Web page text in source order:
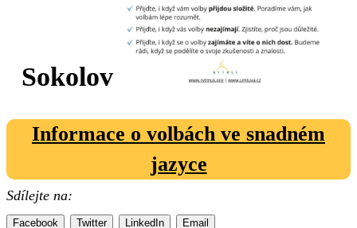
Sokolov
Informace o volbách ve snadném
jazyce
Sdílejte na:
Facebook Twitter LinkedIn Email